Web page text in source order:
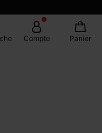
Compte Panier